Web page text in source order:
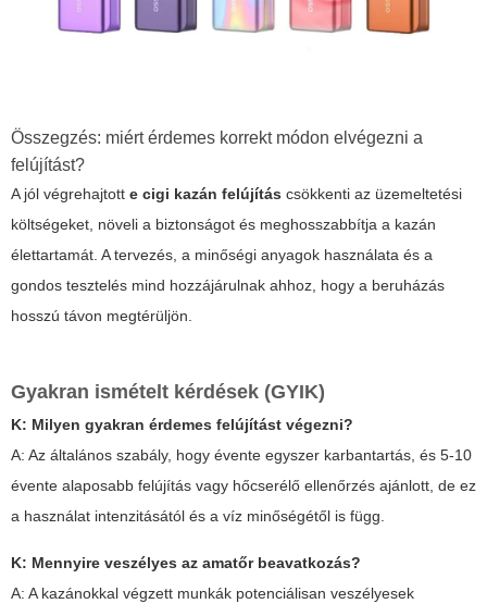
Összegzés: miért érdemes korrekt módon elvégezni a
felújítást?
A jól végrehajtott e cigi kazán felújítás csökkenti az üzemeltetési
költségeket, növeli a biztonságot és meghosszabbítja a kazán
élettartamát. A tervezés, a minőségi anyagok használata és a
gondos tesztelés mind hozzájárulnak ahhoz, hogy a beruházás
hosszú távon megtérüljön.
Gyakran ismételt kérdések (GYIK)
K: Milyen gyakran érdemes felújítást végezni?
A: Az általános szabály, hogy évente egyszer karbantartás, és 5-10
évente alaposabb felújítás vagy hőcserélő ellenőrzés ajánlott, de ez
a használat intenzitásától és a víz minőségétől is függ.
K: Mennyire veszélyes az amatőr beavatkozás?
A: A kazánokkal végzett munkák potenciálisan veszélyesek